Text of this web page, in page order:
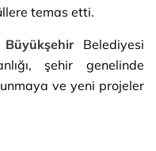
temas etti.
BüyükşehirBelediyesi
şehir genelinde
ve yeni projeler